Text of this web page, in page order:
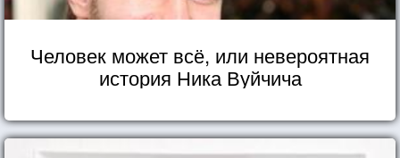
Человек может всё, или невероятная
история Ника Вуйчича